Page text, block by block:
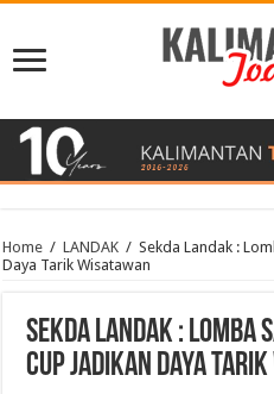
Home / LANDAK / Sekda Landak :
Daya Tarik Wisatawan
Sekda Landak : Lomba
Cup Jadikan Daya